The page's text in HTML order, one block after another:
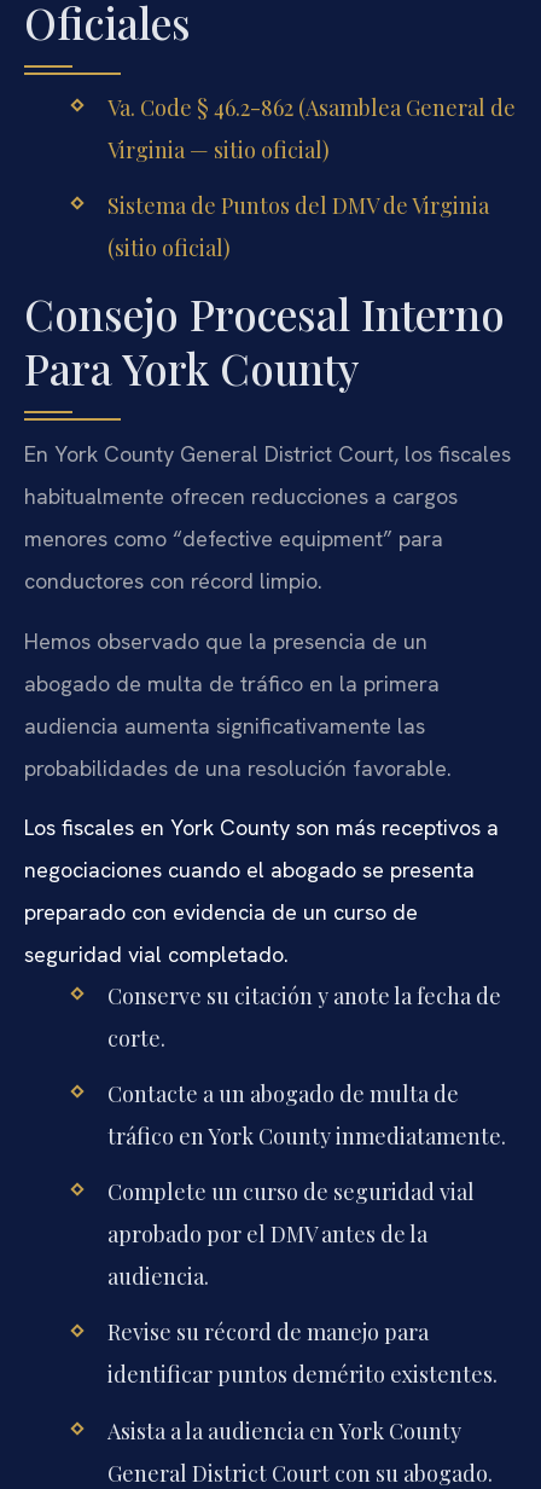
Oficiales
Va. Code § 46.2-862 (Asamblea General de
Virginia — sitio oficial)
Sistema de Puntos del DMV de Virginia
(sitio oficial)
Consejo Procesal Interno
Para York County
En York County General District Court, los fiscales
habitualmente ofrecen reducciones a cargos
menores como “defective equipment” para
conductores con récord limpio.
Hemos observado que la presencia de un
abogado de multa de tráfico en la primera
audiencia aumenta significativamente las
probabilidades de una resolución favorable.
Los fiscales en York County son más receptivos a
negociaciones cuando el abogado se presenta
preparado con evidencia de un curso de
seguridad vial completado.
Conserve su citación y anote la fecha de
corte.
Contacte a un abogado de multa de
tráfico en York County inmediatamente.
Complete un curso de seguridad vial
aprobado por el DMV antes de la
audiencia.
Revise su récord de manejo para
identificar puntos demérito existentes.
Asista a la audiencia en York County
General District Court con su abogado.